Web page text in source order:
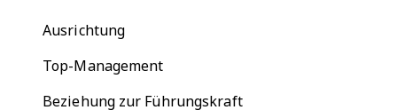
Ausrichtung
Top-Management
Beziehung zur Führungskraft